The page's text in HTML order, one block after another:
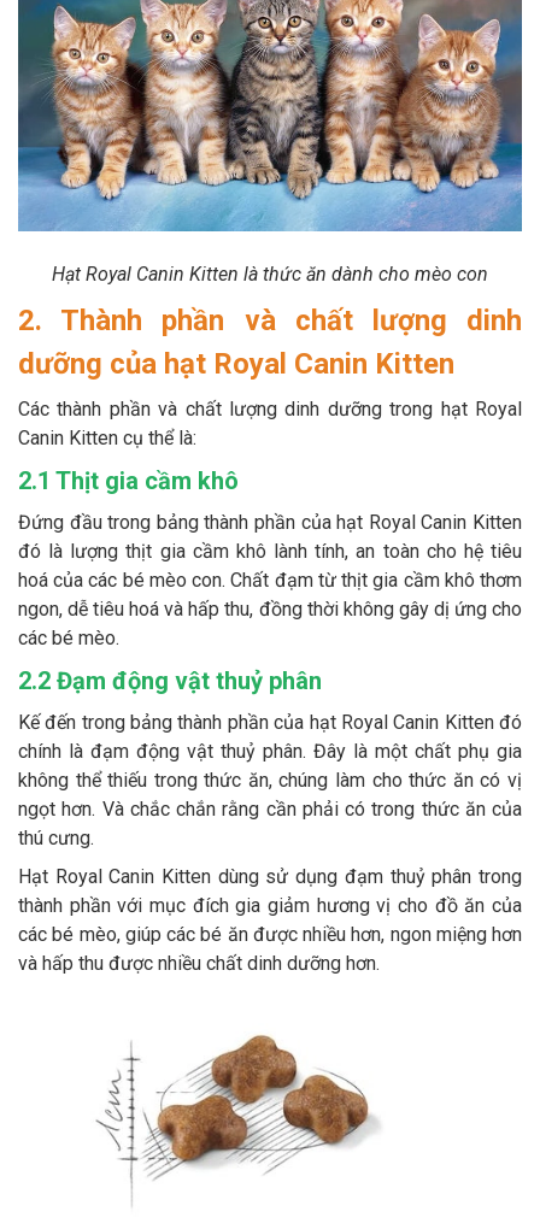
Hạt Royal Canin Kitten là thức ăn dành cho mèo con
2. Thành phần và chất lượng dinh
dưỡng của hạt Royal Canin Kitten
Các thành phần và chất lượng dinh dưỡng trong hạt Royal
Canin Kitten cụ thể là:
2.1 Thịt gia cầm khô
Đứng đầu trong bảng thành phần của hạt Royal Canin Kitten
đó là lượng thịt gia cầm khô lành tính, an toàn cho hệ tiêu
hoá của các bé mèo con. Chất đạm từ thịt gia cầm khô thơm
ngon, dễ tiêu hoá và hấp thu, đồng thời không gây dị ứng cho
các bé mèo.
2.2 Đạm động vật thuỷ phân
Kế đến trong bảng thành phần của hạt Royal Canin Kitten đó
chính là đạm động vật thuỷ phân. Đây là một chất phụ gia
không thể thiếu trong thức ăn, chúng làm cho thức ăn có vị
ngọt hơn. Và chắc chắn rằng cần phải có trong thức ăn của
thú cưng.
Hạt Royal Canin Kitten dùng sử dụng đạm thuỷ phân trong
thành phần với mục đích gia giảm hương vị cho đồ ăn của
các bé mèo, giúp các bé ăn được nhiều hơn, ngon miệng hơn
và hấp thu được nhiều chất dinh dưỡng hơn.